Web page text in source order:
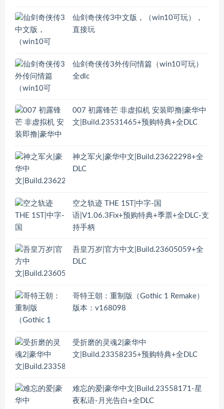
仙剑奇侠传3中文版，（win10可玩），
直接玩
仙剑奇侠传3外传问情篇（win10可玩）
全dlc
007 初露锋芒 非虚拟机 安装即撸|豪华中
文|Build.23531465+预购特典+全DLC
神之军火|豪华中文|Build.23622298+全
DLC
空之轨迹 THE 1ST|中字-国
语|V1.06.3Fix+预购特典+季票+全DLC-支
持手柄
吾皇万岁|官方中文|Build.23605059+全
DLC
哥特王朝：重制版（Gothic 1 Remake）
版本：v168098
受折磨的灵魂2|豪华中
文|Build.23358235+预购特典+全DLC
难忘的爱|豪华中文|Build.23558171-星
夜私语-月光告白+全DLC